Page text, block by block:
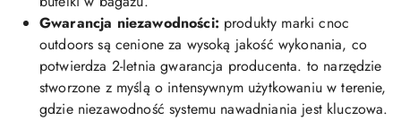
Gwarancja niezawodności: produkty marki cnoc
outdoors są cenione za wysoką jakość wykonania, co
potwierdza 2-letnia gwarancja producenta. to narzędzie
stworzone z myślą o intensywnym użytkowaniu w terenie,
gdzie niezawodność systemu nawadniania jest kluczowa.